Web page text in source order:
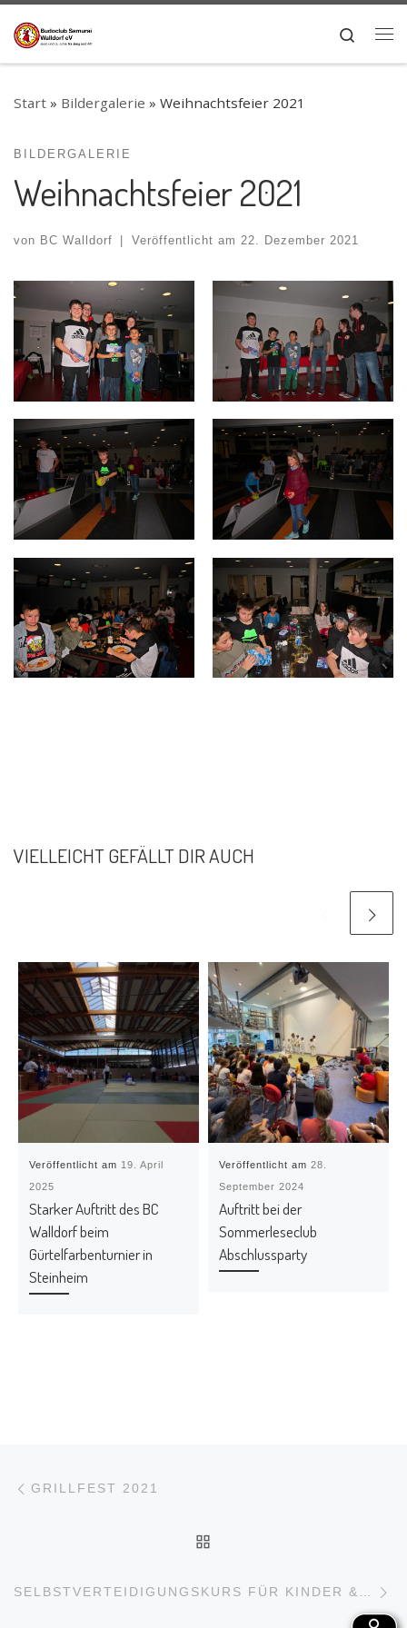
Zum Inhalt springen
Search
Start » Bildergalerie » Weihnachtsfeier 2021
BILDERGALERIE
Weihnachtsfeier 2021
von BC Walldorf Veröffentlicht am 22. Dezember 2021
VIELLEICHT GEFÄLLT DIR AUCH
Veröffentlicht am 19. April
2025
Starker Auftritt des BC
Walldorf beim
Gürtelfarbenturnier in
Steinheim
Veröffentlicht am28.
September 2024
Auftritt bei der
Sommerleseclub
Abschlussparty
Beitragsnavigation
GRILLFEST 2021